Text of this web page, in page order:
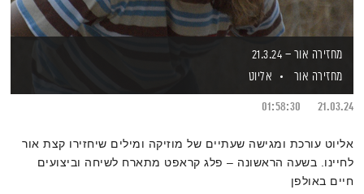
מחזירה אור – 21.3.24
מחזירה אור
אליוט
21.03.24
01:58:30
אליוט עורכת ומגישה שעתיים של מוזיקה ומילים שיחזירו קצת אור
לחיינו. בשעה הראשונה – פלג קראפט מתארח לשיחה וביצועים
חיים באולפן